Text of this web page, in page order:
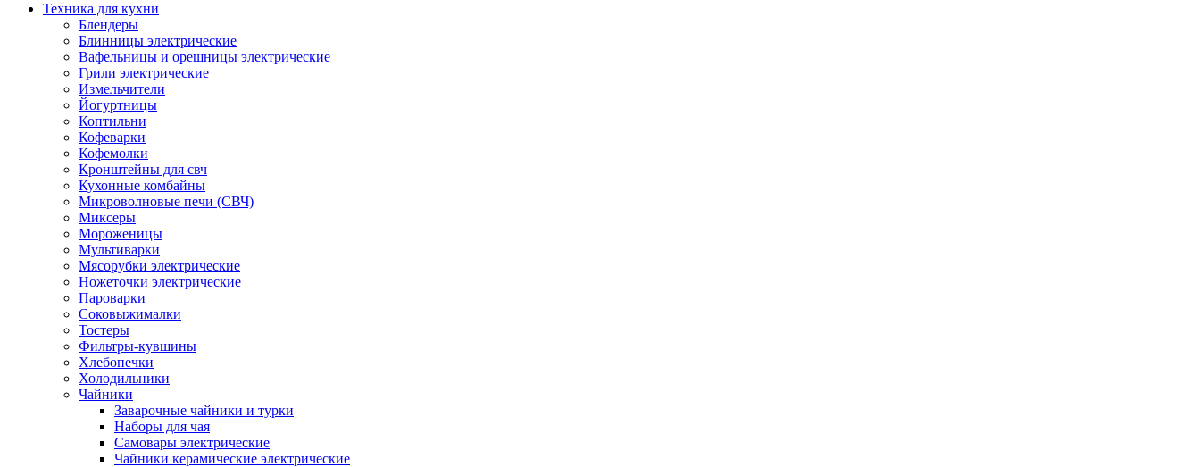
Техника для кухни
Блендеры
Блинницы электрические
Вафельницы и орешницы электрические
Грили электрические
Измельчители
Йогуртницы
Коптильни
Кофеварки
Кофемолки
Кронштейны для свч
Кухонные комбайны
Микроволновые печи (СВЧ)
Миксеры
Мороженицы
Мультиварки
Мясорубки электрические
Ножеточки электрические
Пароварки
Соковыжималки
Тостеры
Фильтры-кувшины
Хлебопечки
Холодильники
Чайники
Заварочные чайники и турки
Наборы для чая
Самовары электрические
Чайники керамические электрические